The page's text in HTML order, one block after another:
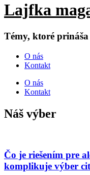
Lajfka
Témy, ktoré
O nás
Kontakt
O nás
Kontakt
Náš výber
Čo je riešením pre
komplikuje výber